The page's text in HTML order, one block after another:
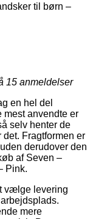
til børn –
15 anmeldelser
en hel del
mest anvendte er
selv henter de
Fragtformen er
derudover den
af Seven –
Pink.
vælge levering
mere